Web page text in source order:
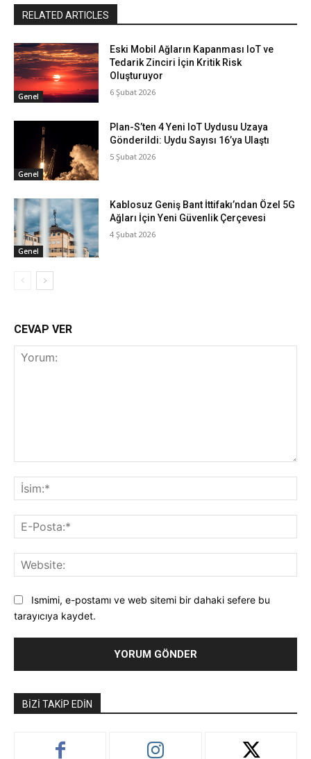
RELATED ARTICLES
Genel
Eski Mobil Ağların Kapanması IoT ve
Tedarik Zinciri İçin Kritik Risk
Oluşturuyor
6 Şubat 2026
Genel
Plan-S’ten 4 Yeni IoT Uydusu Uzaya
Gönderildi: Uydu Sayısı 16’ya Ulaştı
5 Şubat 2026
Genel
Kablosuz Geniş Bant İttifakı’ndan Özel 5G
Ağları İçin Yeni Güvenlik Çerçevesi
4 Şubat 2026
CEVAP VER
Ismimi, e-postamı ve web sitemi bir dahaki sefere bu
tarayıcıya kaydet.
BIZI TAKIP EDIN